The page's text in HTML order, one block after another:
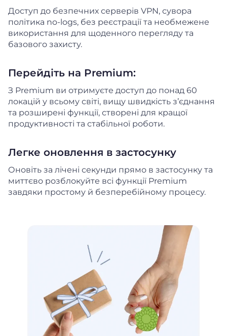
Доступ до безпечних серверів VPN, сувора
політика no-logs, без реєстрації та необмежене
використання для щоденного перегляду та
базового захисту.
Перейдіть на Premium:
З Premium ви отримуєте доступ до понад 60
локацій у всьому світі, вищу швидкість з’єднання
та розширені функції, створені для кращої
продуктивності та стабільної роботи.
Легке оновлення в застосунку
Оновіть за лічені секунди прямо в застосунку та
миттєво розблокуйте всі функції Premium
завдяки простому й безперебійному процесу.